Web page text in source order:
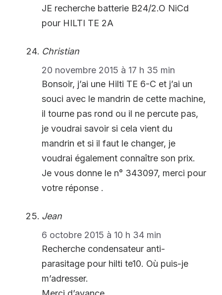
JE recherche batterie B24/2.O NiCd
pour HILTI TE 2A
Christian
20 novembre 2015 à 17 h 35 min
Bonsoir, j’ai une Hilti TE 6-C et j’ai un
souci avec le mandrin de cette machine,
il tourne pas rond ou il ne percute pas,
je voudrai savoir si cela vient du
mandrin et si il faut le changer, je
voudrai également connaître son prix.
Je vous donne le n° 343097, merci pour
votre réponse .
Jean
6 octobre 2015 à 10 h 34 min
Recherche condensateur anti-
parasitage pour hilti te10. Où puis-je
m’adresser.